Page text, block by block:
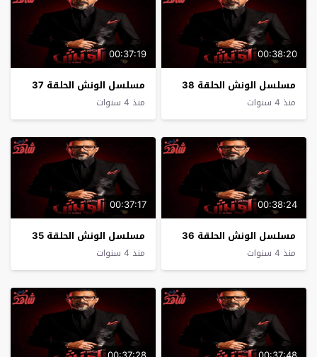
00:38:20
مسلسل الونش الحلقة 38
منذ 4 سنوات
00:37:19
مسلسل الونش الحلقة 37
منذ 4 سنوات
00:38:24
مسلسل الونش الحلقة 36
منذ 4 سنوات
00:37:17
مسلسل الونش الحلقة 35
منذ 4 سنوات